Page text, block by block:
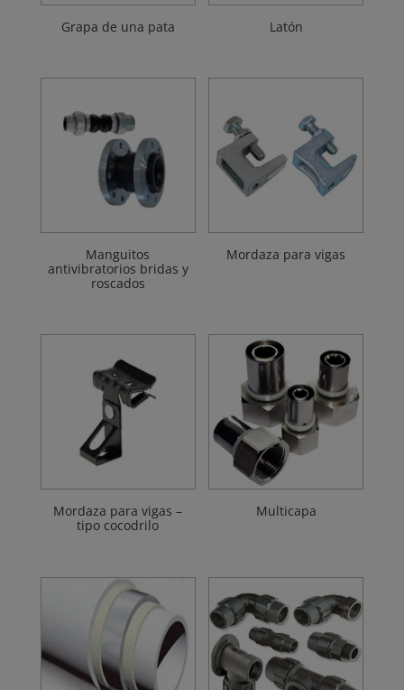
Grapa de una pata Latón
Manguitos
antivibratorios bridas y
roscados
Mordaza para vigas
Mordaza para vigas –
tipo cocodrilo
Multicapa